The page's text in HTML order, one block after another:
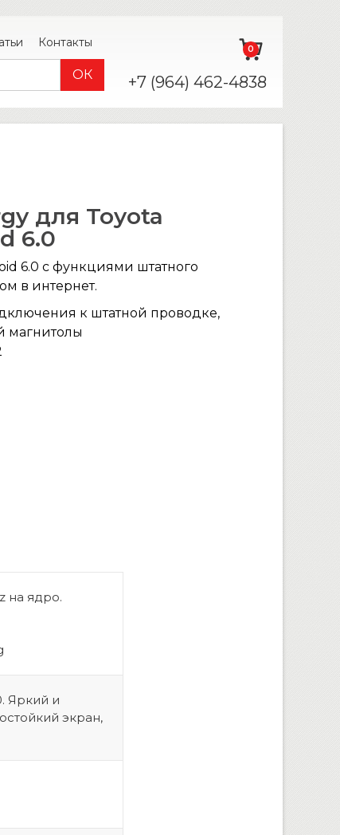
Контакты 0
+7 (964) 462-4838
для Toyota
6.0
6.0 с функциями штатного
в интернет.
к штатной проводке,
магнитолы
на ядро.
Яркий и
экран,